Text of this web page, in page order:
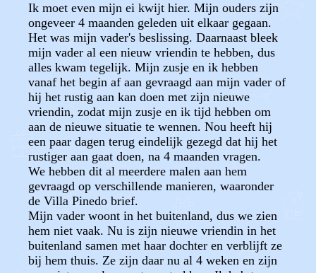
Ik moet even mijn ei kwijt hier. Mijn ouders zijn
ongeveer 4 maanden geleden uit elkaar gegaan.
Het was mijn vader's beslissing. Daarnaast bleek
mijn vader al een nieuw vriendin te hebben, dus
alles kwam tegelijk. Mijn zusje en ik hebben
vanaf het begin af aan gevraagd aan mijn vader of
hij het rustig aan kan doen met zijn nieuwe
vriendin, zodat mijn zusje en ik tijd hebben om
aan de nieuwe situatie te wennen. Nou heeft hij
een paar dagen terug eindelijk gezegd dat hij het
rustiger aan gaat doen, na 4 maanden vragen.
We hebben dit al meerdere malen aan hem
gevraagd op verschillende manieren, waaronder
de Villa Pinedo brief.
Mijn vader woont in het buitenland, dus we zien
hem niet vaak. Nu is zijn nieuwe vriendin in het
buitenland samen met haar dochter en verblijft ze
bij hem thuis. Ze zijn daar nu al 4 weken en zijn